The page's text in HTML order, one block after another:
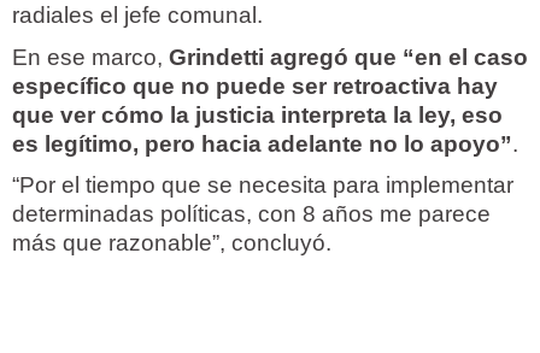
radiales el jefe comunal.
En ese marco, Grindetti agregó que “en el caso
específico que no puede ser retroactiva hay
que ver cómo la justicia interpreta la ley, eso
es legítimo, pero hacia adelante no lo apoyo”.
“Por el tiempo que se necesita para implementar
determinadas políticas, con 8 años me parece
más que razonable”, concluyó.